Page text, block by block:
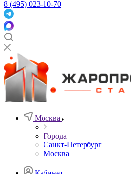
8 (495) 023-10-70
Москва
Города
Санкт-Петербург
Москва